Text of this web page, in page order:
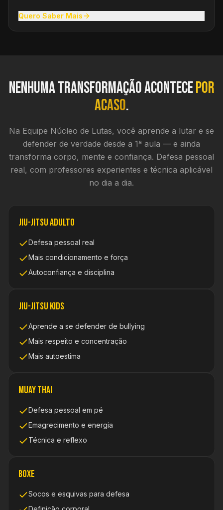
Quero Saber Mais
Nenhuma transformação acontecepor
acaso.
Na Equipe Núcleo de Lutas, você aprende a lutar e se
defender de verdade desde a 1ª aula — e ainda
transforma corpo, mente e confiança. Defesa pessoal
real, com professores experientes e técnica aplicável
no dia a dia.
Jiu-Jitsu Adulto
Defesa pessoal real
Mais condicionamento e força
Autoconfiança e disciplina
Jiu-Jitsu Kids
Aprende a se defender de bullying
Mais respeito e concentração
Mais autoestima
Muay Thai
Defesa pessoal em pé
Emagrecimento e energia
Técnica e reflexo
Boxe
Socos e esquivas para defesa